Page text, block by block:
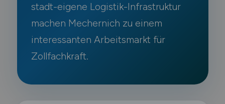
stadt-eigene Logistik-Infrastruktur
machen Mechernich zu einem
interessanten Arbeitsmarkt für
Zollfachkraft.